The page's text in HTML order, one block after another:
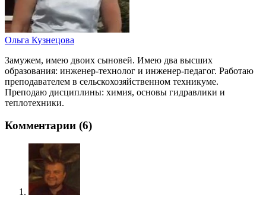
Ольга Кузнецова
Замужем, имею двоих сыновей. Имею два высших
образования: инженер-технолог и инженер-педагог. Работаю
преподавателем в сельскохозяйственном техникуме.
Преподаю дисциплины: химия, основы гидравлики и
теплотехники.
Комментарии (6)